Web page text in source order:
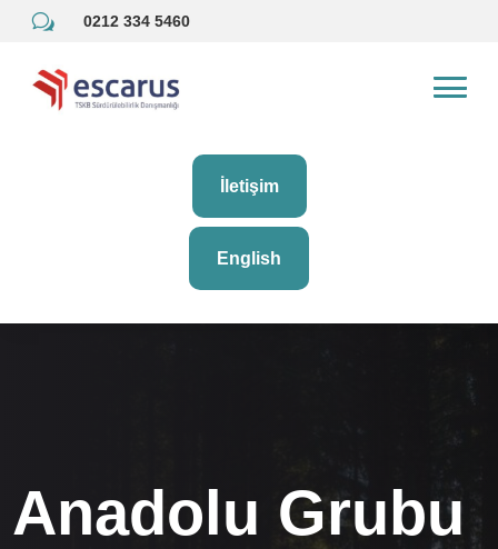
w 0212 334 5460
İletişim
English
Anadolu Grubu